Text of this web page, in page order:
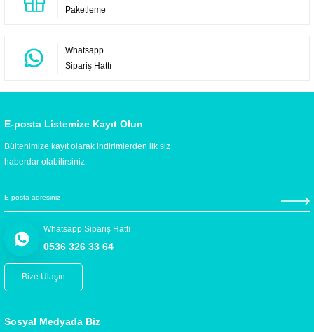
Paketleme
Whatsapp
Sipariş Hattı
E-posta Listemize Kayıt Olun
Bültenimize kayıt olarak indirimlerden ilk siz
haberdar olabilirsiniz.
Whatsapp Sipariş Hattı
0536 326 33 64
Bize Ulaşın
Sosyal Medyada Biz